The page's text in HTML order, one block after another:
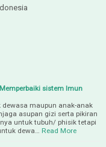
sistem Imun
maupun anak-anak
asupan gizi serta pikiran
untuk tubuh/ phisik tetapi
dewa… Read More